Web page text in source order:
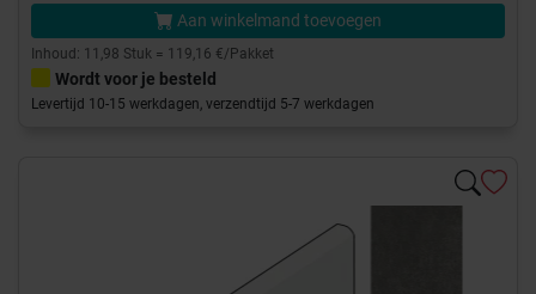
Aan winkelmand toevoegen
Inhoud: 11,98 Stuk = 119,16 €/Pakket
Wordt voor je besteld
Levertijd 10-15 werkdagen, verzendtijd 5-7 werkdagen